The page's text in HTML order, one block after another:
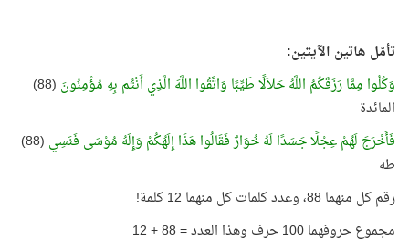
تأمّل هاتين الآيتين:
وَكُلُوا مِمَّا رَزَقَكُمُ اللَّهُ حَلاَلًا طَيِّبًا وَاتَّقُوا اللَّهَ الَّذِي أَنْتُم بِهِ مُؤْمِنُونَ
(88)
المائدة
فَأَخْرَجَ لَهُمْ عِجْلًا جَسَدًا لَهُ خُوَارٌ فَقَالُوا هَذَا إِلَهُكُمْ وَإِلَهُ مُوْسَى فَنَسِي
(88)
طه
رقم كل منهما 88، وعدد كلمات كل منهما 12 كلمة!
مجموع حروفهما 100 حرف وهذا العدد = 88 + 12